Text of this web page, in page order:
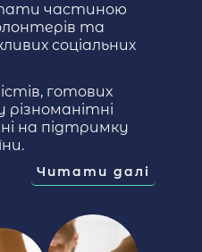
частиною
та
соціальних
готових
різноманітні
на підтримку
Читати далі